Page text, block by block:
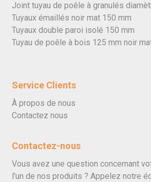
Joint tuyau de poêle à granulés
Tuyaux émaillés noir mat 150 mm
Tuyaux double paroi isolé 150 mm
Tuyau de poêle à bois 125 mm noir
Service Clients
À propos de nous
Contactez nous
Contactez-nous
Vous avez une question concernant
l'un de nos produits ? Appelez notre